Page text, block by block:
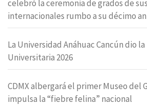
celebró la ceremonia de grados de
internacionales rumbo a su décimo
La Universidad Anáhuac Cancún dio
Universitaria 2026
CDMX albergará el primer Museo del
impulsa la “fiebre felina” nacional